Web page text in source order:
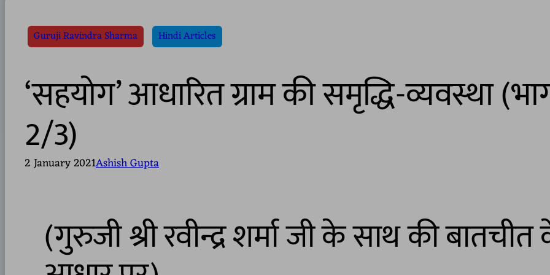
Guruji Ravindra Sharma Hindi Articles
‘सहयोग’ आधारित ग्राम की समृद्धि-व्यवस्था
2/3)
2 January 2021Ashish Gupta
(गुरुजी श्री रवीन्द्र शर्मा जी के साथ की